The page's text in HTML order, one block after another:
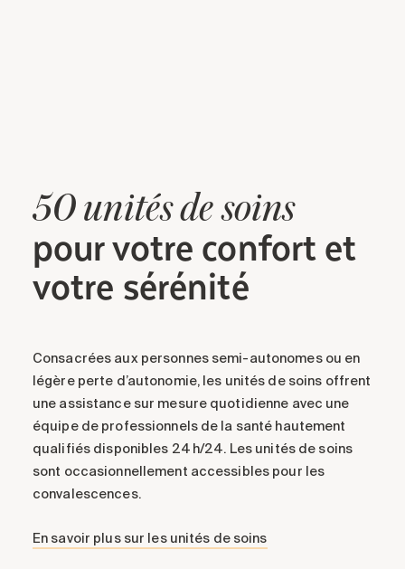
50 unités de soins
pour votre confort et
votre sérénité
Consacrées aux personnes semi-autonomes ou en
légère perte d’autonomie, les unités de soins offrent
une assistance sur mesure quotidienne avec une
équipe de professionnels de la santé hautement
qualifiés disponibles 24 h/24. Les unités de soins
sont occasionnellement accessibles pour les
convalescences.
En savoir plus sur les unités de soins